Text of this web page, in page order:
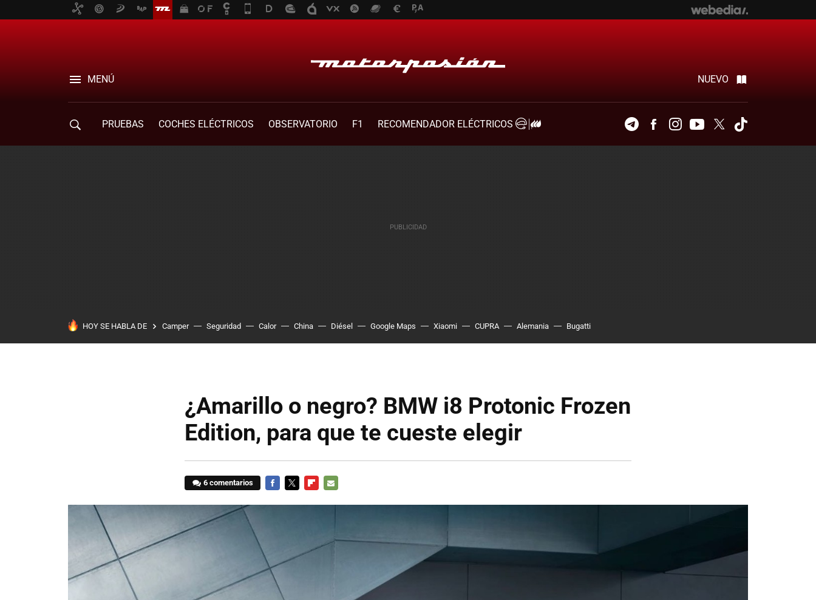
MENÚ NUEVO
PRUEBAS COCHES ELÉCTRICOS OBSERVATORIO F1
RECOMENDADOR ELÉCTRICOS
TelegramFacebookInstagramYoutubeTwitter
HOY SE HABLA DE Camper Seguridad Calor China Diésel Google Maps Xiaomi CUPRA Alemania Bugatti
¿Amarillo o negro? BMW i8 Protonic Frozen
Edition, para que te cueste elegir
6 comentarios